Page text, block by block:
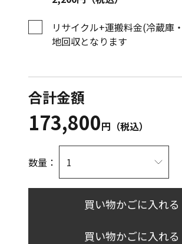
リサイクル+運搬料金(冷蔵庫
地回収となります
合計金額
173,800円（税込）
数量：
買い物かごに入れる
買い物かごに入れる